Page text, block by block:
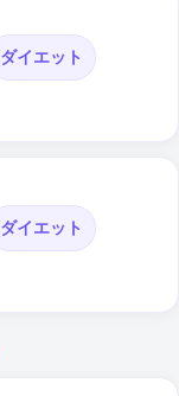
ダイエット
ダイエット